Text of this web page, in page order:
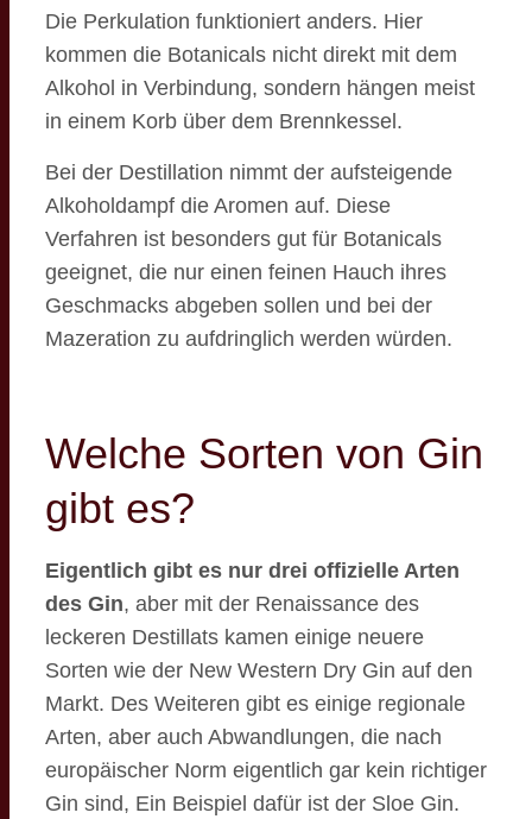
Die Perkulation funktioniert anders. Hier
kommen die Botanicals nicht direkt mit dem
Alkohol in Verbindung, sondern hängen meist
in einem Korb über dem Brennkessel.
Bei der Destillation nimmt der aufsteigende
Alkoholdampf die Aromen auf. Diese
Verfahren ist besonders gut für Botanicals
geeignet, die nur einen feinen Hauch ihres
Geschmacks abgeben sollen und bei der
Mazeration zu aufdringlich werden würden.
Welche Sorten von Gin
gibt es?
Eigentlich gibt es nur drei offizielle Arten
des Gin, aber mit der Renaissance des
leckeren Destillats kamen einige neuere
Sorten wie der New Western Dry Gin auf den
Markt. Des Weiteren gibt es einige regionale
Arten, aber auch Abwandlungen, die nach
europäischer Norm eigentlich gar kein richtiger
Gin sind, Ein Beispiel dafür ist der Sloe Gin.